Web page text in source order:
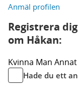
Anmäl profilen
Registrera
om Håkan:
Kvinna Man Annat
Hade du ett